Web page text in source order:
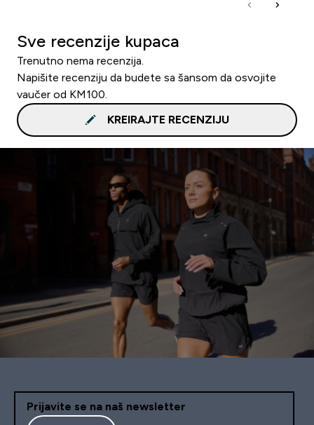
Sve recenzije kupaca
Trenutno nema recenzija.
Napišite recenziju da budete sa šansom da osvojite
vaučer od KM100.
KREIRAJTE RECENZIJU
Prijavite se na naš newsletter